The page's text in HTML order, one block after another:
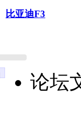
比亚迪F3
论坛